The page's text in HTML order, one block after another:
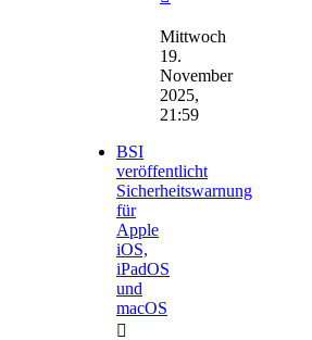
Beitrag
Mittwoch
19.
November
2025,
21:59
BSI
veröffentlicht
Sicherheitswarnung
für
Apple
iOS,
iPadOS
und
macOS